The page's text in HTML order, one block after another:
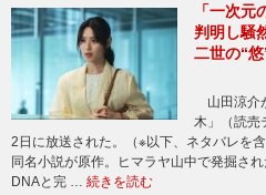
「一次
判明し騒
二世の“悠
山田涼介
木」（読売
2日に放送された。（※以下、ネタバレ
同名小説が原作。ヒマラヤ山中で発掘さ
DNAと完 … 続きを読む